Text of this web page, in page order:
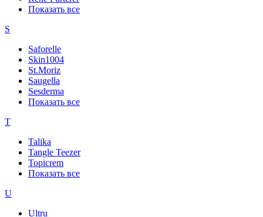
Показать все
S
Saforelle
Skin1004
St.Moriz
Saugella
Sesderma
Показать все
T
Talika
Tangle Teezer
Topicrem
Показать все
U
Ultru